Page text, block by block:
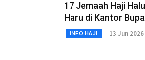
17 Jemaah Haji
Haru di Kantor
INFO HAJI 13 Jun 2026